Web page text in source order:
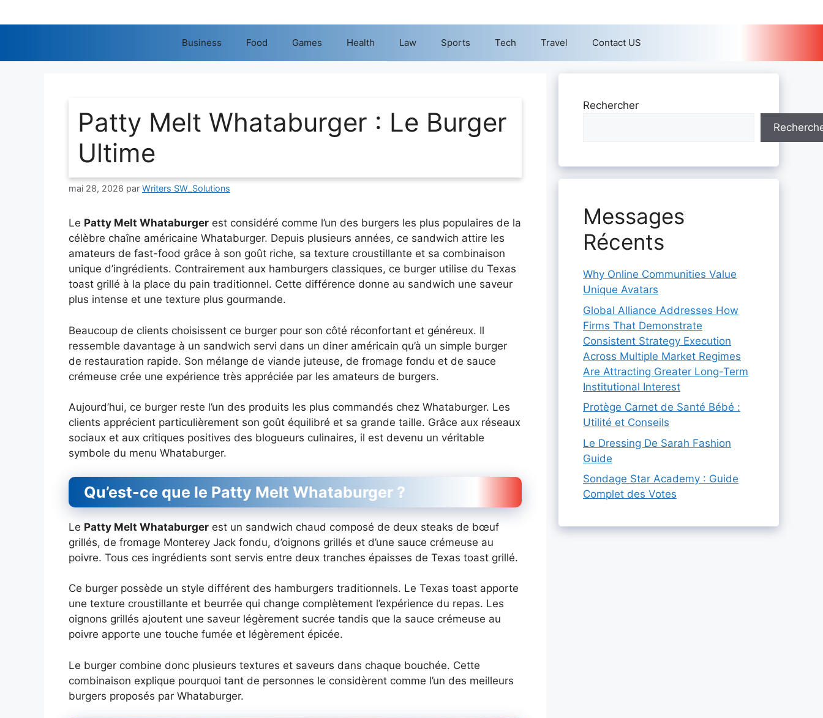
au
Business Food Games Health Law Sports Tech Travel Contact US
Patty Melt Whataburger : Le Burger
Ultime
mai 28, 2026 par Writers SW_Solutions
Le Patty Melt Whataburger est considéré comme l’un des burgers les plus populaires de la
célèbre chaîne américaine Whataburger. Depuis plusieurs années, ce sandwich attire les
amateurs de fast-food grâce à son goût riche, sa texture croustillante et sa combinaison
unique d’ingrédients. Contrairement aux hamburgers classiques, ce burger utilise du Texas
toast grillé à la place du pain traditionnel. Cette différence donne au sandwich une saveur
plus intense et une texture plus gourmande.
Beaucoup de clients choisissent ce burger pour son côté réconfortant et généreux. Il
ressemble davantage à un sandwich servi dans un diner américain qu’à un simple burger
de restauration rapide. Son mélange de viande juteuse, de fromage fondu et de sauce
crémeuse crée une expérience très appréciée par les amateurs de burgers.
Aujourd’hui, ce burger reste l’un des produits les plus commandés chez Whataburger. Les
clients apprécient particulièrement son goût équilibré et sa grande taille. Grâce aux réseaux
sociaux et aux critiques positives des blogueurs culinaires, il est devenu un véritable
symbole du menu Whataburger.
Qu’est-ce que le Patty Melt Whataburger ?
Le Patty Melt Whataburger est un sandwich chaud composé de deux steaks de bœuf
grillés, de fromage Monterey Jack fondu, d’oignons grillés et d’une sauce crémeuse au
poivre. Tous ces ingrédients sont servis entre deux tranches épaisses de Texas toast grillé.
Ce burger possède un style différent des hamburgers traditionnels. Le Texas toast apporte
une texture croustillante et beurrée qui change complètement l’expérience du repas. Les
oignons grillés ajoutent une saveur légèrement sucrée tandis que la sauce crémeuse au
poivre apporte une touche fumée et légèrement épicée.
Le burger combine donc plusieurs textures et saveurs dans chaque bouchée. Cette
combinaison explique pourquoi tant de personnes le considèrent comme l’un des meilleurs
burgers proposés par Whataburger.
Rechercher
Messages
Récents
Why Online Communities Value
Unique Avatars
Global Alliance Addresses How
Firms That Demonstrate
Consistent Strategy Execution
Across Multiple Market Regimes
Are Attracting Greater Long-Term
Institutional Interest
Protège Carnet de Santé Bébé :
Utilité et Conseils
Le Dressing De Sarah Fashion
Guide
Sondage Star Academy : Guide
Complet des Votes